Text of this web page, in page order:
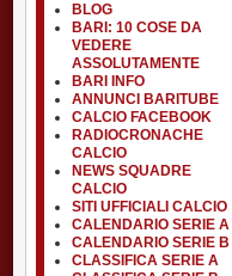
BLOG
BARI: 10 COSE DA
VEDERE
ASSOLUTAMENTE
BARI INFO
ANNUNCI BARITUBE
CALCIO FACEBOOK
RADIOCRONACHE
CALCIO
NEWS SQUADRE
CALCIO
SITI UFFICIALI CALCIO
CALENDARIO SERIE A
CALENDARIO SERIE B
CLASSIFICA SERIE A